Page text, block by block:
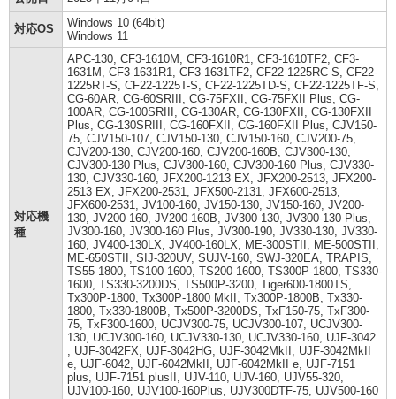
対応OS
Windows 10 (64bit)
Windows 11
対応機
種
APC-130, CF3-1610M, CF3-1610R1, CF3-1610TF2, CF3-
1631M, CF3-1631R1, CF3-1631TF2, CF22-1225RC-S, CF22-
1225RT-S, CF22-1225T-S, CF22-1225TD-S, CF22-1225TF-S,
CG-60AR, CG-60SRIII, CG-75FXII, CG-75FXII Plus, CG-
100AR, CG-100SRIII, CG-130AR, CG-130FXII, CG-130FXII
Plus, CG-130SRIII, CG-160FXII, CG-160FXII Plus, CJV150-
75, CJV150-107, CJV150-130, CJV150-160, CJV200-75,
CJV200-130, CJV200-160, CJV200-160B, CJV300-130,
CJV300-130 Plus, CJV300-160, CJV300-160 Plus, CJV330-
130, CJV330-160, JFX200-1213 EX, JFX200-2513, JFX200-
2513 EX, JFX200-2531, JFX500-2131, JFX600-2513,
JFX600-2531, JV100-160, JV150-130, JV150-160, JV200-
130, JV200-160, JV200-160B, JV300-130, JV300-130 Plus,
JV300-160, JV300-160 Plus, JV300-190, JV330-130, JV330-
160, JV400-130LX, JV400-160LX, ME-300STII, ME-500STII,
ME-650STII, SIJ-320UV, SUJV-160, SWJ-320EA, TRAPIS,
TS55-1800, TS100-1600, TS200-1600, TS300P-1800, TS330-
1600, TS330-3200DS, TS500P-3200, Tiger600-1800TS,
Tx300P-1800, Tx300P-1800 MkII, Tx300P-1800B, Tx330-
1800, Tx330-1800B, Tx500P-3200DS, TxF150-75, TxF300-
75, TxF300-1600, UCJV300-75, UCJV300-107, UCJV300-
130, UCJV300-160, UCJV330-130, UCJV330-160, UJF-3042
, UJF-3042FX, UJF-3042HG, UJF-3042MkII, UJF-3042MkII
e, UJF-6042, UJF-6042MkII, UJF-6042MkII e, UJF-7151
plus, UJF-7151 plusII, UJV-110, UJV-160, UJV55-320,
UJV100-160, UJV100-160Plus, UJV300DTF-75, UJV500-160